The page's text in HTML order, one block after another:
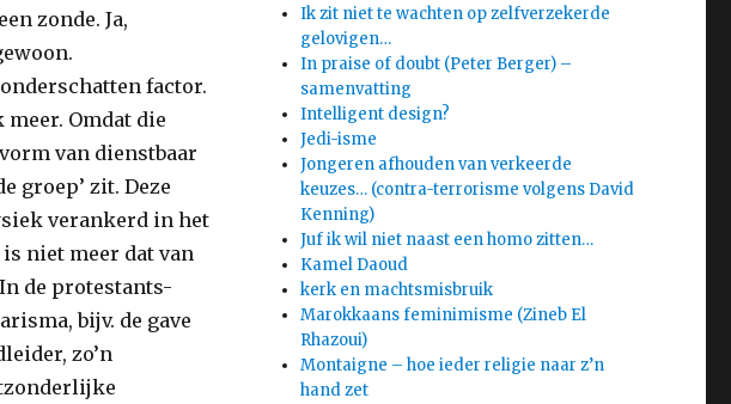
zonde. Ja,
factor.
meer. Omdat die
van dienstbaar
groep’ zit. Deze
verankerd in het
niet meer dat van
de protestants-
bijv. de gave
zo’n
Ik zit niet te wachten op zelfverzekerde
gelovigen…
In praise of doubt (Peter Berger) –
samenvatting
Intelligent design?
Jedi-isme
Jongeren afhouden van verkeerde
keuzes… (contra-terrorisme volgens David
Kenning)
Juf ik wil niet naast een homo zitten…
Kamel Daoud
kerk en machtsmisbruik
Marokkaans feminimisme (Zineb El
Rhazoui)
Montaigne – hoe ieder religie naar z’n
hand zet